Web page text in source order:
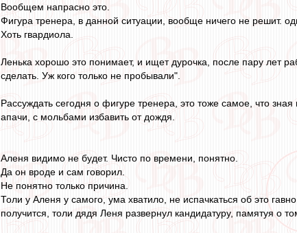
Вообщем напрасно это.
Фигура тренера, в данной ситуации, вообще ничего не решит.
Хоть гвардиола.
Ленька хорошо это понимает, и ищет дурочка, после пару лет
сделать. Уж кого только не пробывали".
Рассуждать сегодня о фигуре тренера, это тоже самое, что
апачи, с мольбами избавить от дождя.
Аленя видимо не будет. Чисто по времени, понятно.
Да он вроде и сам говорил.
Не понятно только причина.
Толи у Аленя у самого, ума хватило, не испачкаться об это
получится, толи дядя Леня развернул кандидатуру, памятуя о